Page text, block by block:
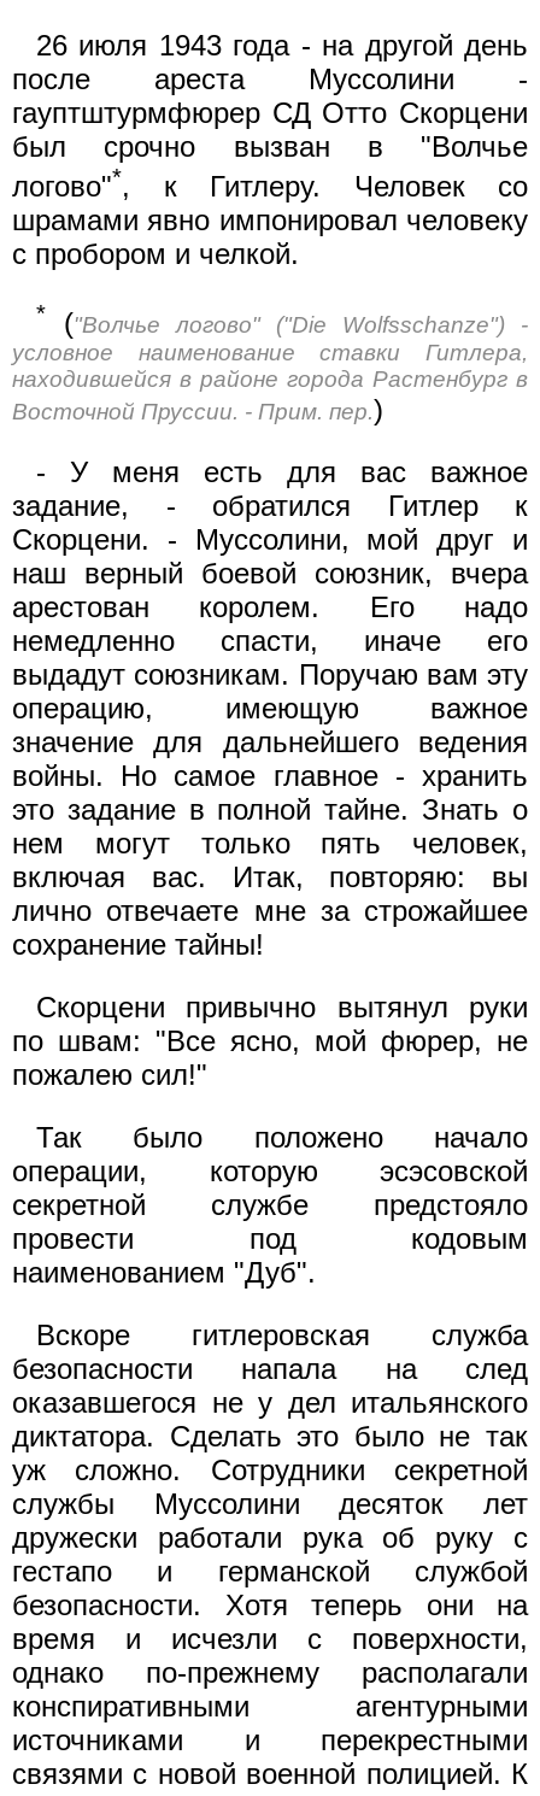
26 июля 1943 года - на другой день
после ареста Муссолини -
гауптштурмфюрер СД Отто Скорцени
был срочно вызван в "Волчье
логово"*, к Гитлеру. Человек со
шрамами явно импонировал человеку
с пробором и челкой.
* ("Волчье логово" ("Die Wolfsschanze") -
условное наименование ставки Гитлера,
находившейся в районе города Растенбург в
Восточной Пруссии. - Прим. пер.)
- У меня есть для вас важное
задание, - обратился Гитлер к
Скорцени. - Муссолини, мой друг и
наш верный боевой союзник, вчера
арестован королем. Его надо
немедленно спасти, иначе его
выдадут союзникам. Поручаю вам эту
операцию, имеющую важное
значение для дальнейшего ведения
войны. Но самое главное - хранить
это задание в полной тайне. Знать о
нем могут только пять человек,
включая вас. Итак, повторяю: вы
лично отвечаете мне за строжайшее
сохранение тайны!
Скорцени привычно вытянул руки
по швам: "Все ясно, мой фюрер, не
пожалею сил!"
Так было положено начало
операции, которую эсэсовской
секретной службе предстояло
провести под кодовым
наименованием "Дуб".
Вскоре гитлеровская служба
безопасности напала на след
оказавшегося не у дел итальянского
диктатора. Сделать это было не так
уж сложно. Сотрудники секретной
службы Муссолини десяток лет
дружески работали рука об руку с
гестапо и германской службой
безопасности. Хотя теперь они на
время и исчезли с поверхности,
однако по-прежнему располагали
конспиративными агентурными
источниками и перекрестными
связями с новой военной полицией. К